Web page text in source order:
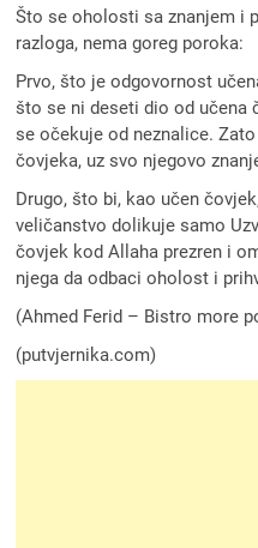
Što se oholosti sa znanjem i
razloga, nema goreg poroka:
Prvo, što je odgovornost
što se ni deseti dio od učena
se očekuje od neznalice.
čovjeka, uz svo njegovo
Drugo, što bi, kao učen
veličanstvo dolikuje samo
čovjek kod Allaha prezren i
njega da odbaci oholost i
(Ahmed Ferid – Bistro more
(putvjernika.com)